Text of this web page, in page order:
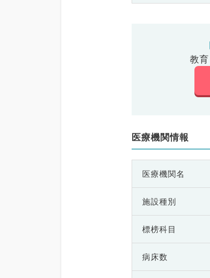
教
医療機関情報
医療機関名
施設種別
標榜科目
病床数